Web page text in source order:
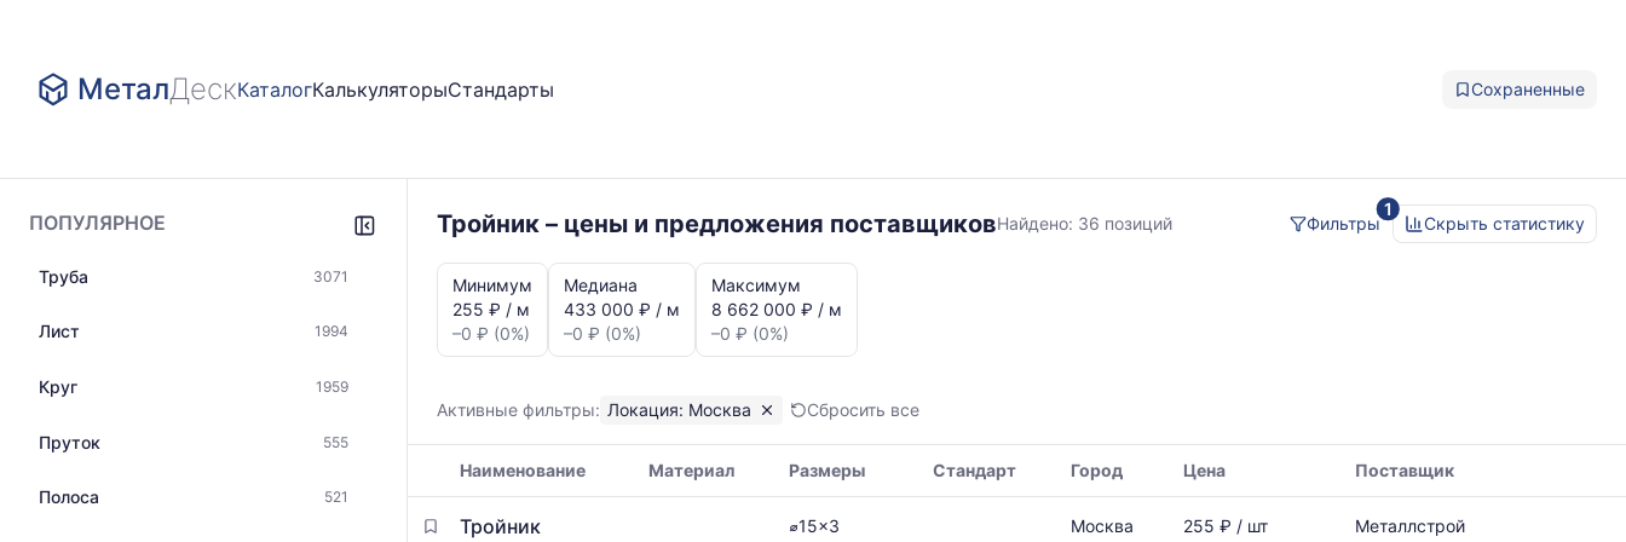
МеталДескКаталогКалькуляторыСтандарты Сохраненные
ПОПУЛЯРНОЕ
Труба 3071
Лист 1994
Круг 1959
Пруток 555
Полоса 521
Тройник – цены и предложения поставщиковМосква
Найдено: 36 позиций
1
Фильтры
Скрыть статистику
динамика
цен:
Тройник
Москве
Показаны
минимальная,
медианная
и
максимальная
Минимум
255 ₽ / м
–0 ₽ (0%)
Медиана
433 000 ₽ / м
–0 ₽ (0%)
Максимум
8 662 000 ₽ / м
–0 ₽ (0%)
Активные фильтры: Локация: Москва Сбросить все
цен
Наименование Материал Размеры Стандарт Город Цена Поставщик
Тройник ⌀15x3 Москва 255 ₽ / шт Металлстрой